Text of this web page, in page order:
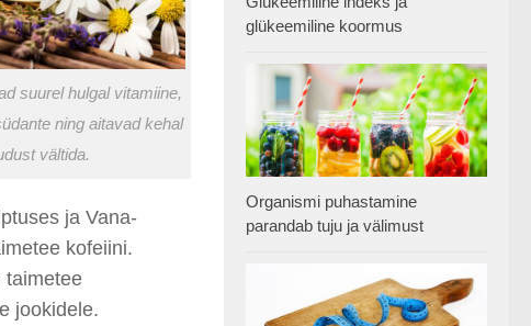
suurel hulgal vitamiine,
ning aitavad kehal
vältida.
ja Vana-
kofeiini.
taimetee
jookidele.
glükeemiline koormus
Organismi puhastamine
parandab tuju ja välimust